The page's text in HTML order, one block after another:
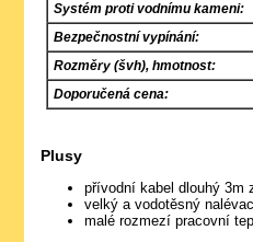
Systém proti vodnímu kameni:
Bezpečnostní vypínání:
Rozměry (švh), hmotnost:
Doporučená cena:
Plusy
přívodní kabel dlouhý 3m
velký a vodotěsný
malé rozmezí pracovní